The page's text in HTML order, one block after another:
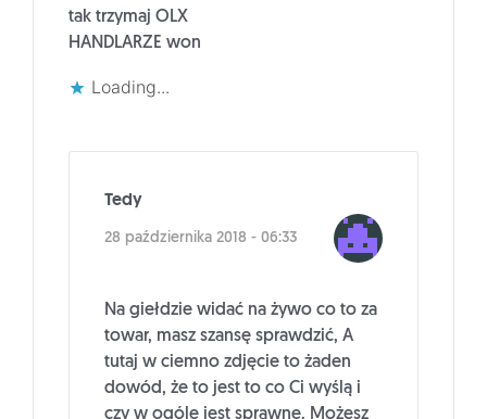
tak trzymaj OLX
HANDLARZE won
Loading...
Tedy
28 października 2018 - 06:33
Na giełdzie widać na żywo co to za
towar, masz szansę sprawdzić, A
tutaj w ciemno zdjęcie to żaden
dowód, że to jest to co Ci wyślą i
czy w ogóle jest sprawne. Możesz